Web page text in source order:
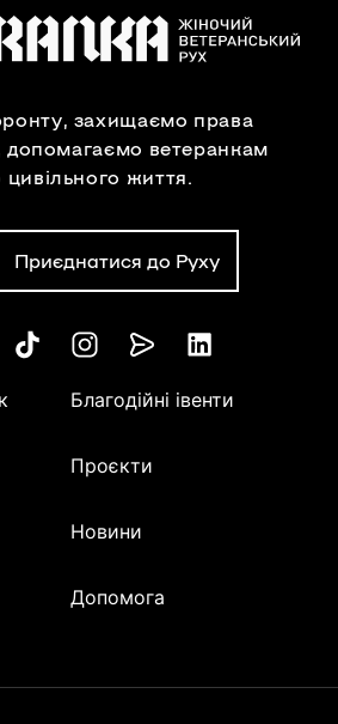
захищаємо права
допомагаємо ветеранкам
життя.
Приєднатися до Руху
Благодійні івенти
Проєкти
Новини
Допомога